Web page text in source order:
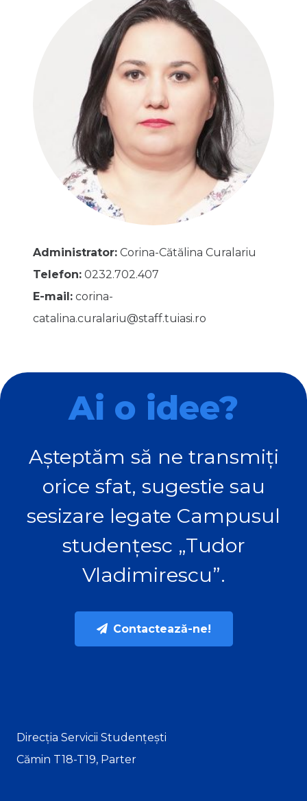
Administrator: Corina-Cătălina Curalariu
Telefon: 0232.702.407
E-mail: corina-
catalina.curalariu@staff.tuiasi.ro
Ai o idee?
Așteptăm să ne transmiți
orice sfat, sugestie sau
sesizare legate Campusul
studențesc „Tudor
Vladimirescu”.
Contactează-ne!
Direcția Servicii Studențești
Cămin T18-T19, Parter